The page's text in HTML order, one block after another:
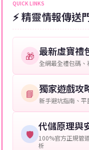
等級：角色的當前等
提供這些信息能幫
保您盡享遊戲樂趣！
QUICK LINKS
⚡ 精靈情報傳送
🎁 最新虛寶禮
全網最全禮包碼
📘 獨家遊戲攻
新手避坑指南、
🛡️
代儲原理與
100%官方正規管
析